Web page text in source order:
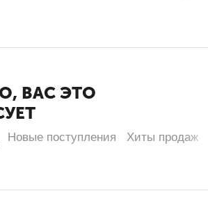
ВАС ЭТО
Новые поступления Хиты продаж